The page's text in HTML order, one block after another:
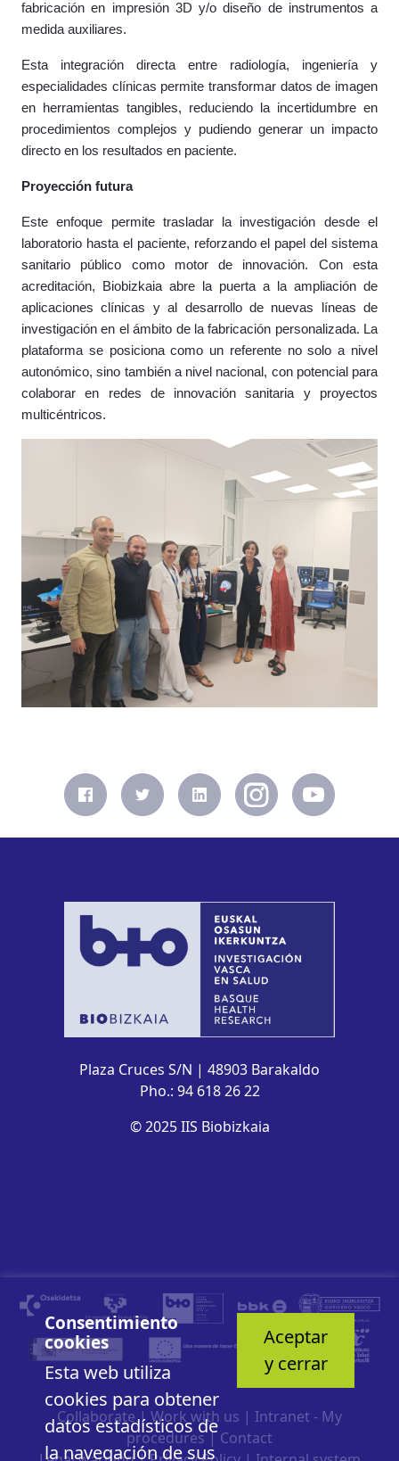
fabricación en impresión 3D y/o diseño de instrumentos a
medida auxiliares.
Esta integración directa entre radiología, ingeniería y
especialidades clínicas permite transformar datos de imagen
en herramientas tangibles, reduciendo la incertidumbre en
procedimientos complejos y pudiendo generar un impacto
directo en los resultados en paciente.
Proyección futura
Este enfoque permite trasladar la investigación desde el
laboratorio hasta el paciente, reforzando el papel del sistema
sanitario público como motor de innovación. Con esta
acreditación, Biobizkaia abre la puerta a la ampliación de
aplicaciones clínicas y al desarrollo de nuevas líneas de
investigación en el ámbito de la fabricación personalizada. La
plataforma se posiciona como un referente no solo a nivel
autonómico, sino también a nivel nacional, con potencial para
colaborar en redes de innovación sanitaria y proyectos
multicéntricos.
Plaza Cruces S/N | 48903 Barakaldo
Pho.: 94 618 26 22
© 2025 IIS Biobizkaia
Consentimiento
cookies
Esta web utiliza
cookies para obtener
datos estadísticos de
la navegación de sus
Aceptar
y cerrar
Collaborate| Work with us | Intranet - My
procedures|Contact